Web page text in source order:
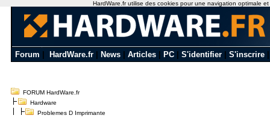
Forum HardWare.fr News Articles PC S'identifier S'inscrire
FORUM HardWare.fr
Hardware
Problemes D Imprimante
HardWare.fr utilise des cookies pour une navigation optimale